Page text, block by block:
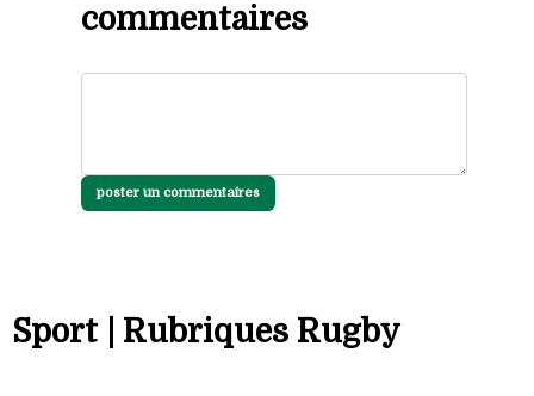
commentaires
poster un commentaires
Sport | Rubriques Rugby